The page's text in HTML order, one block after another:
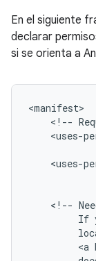
En el siguiente
declarar
si se orienta a
<!--
<uses-
<uses-
<!--
If
<a